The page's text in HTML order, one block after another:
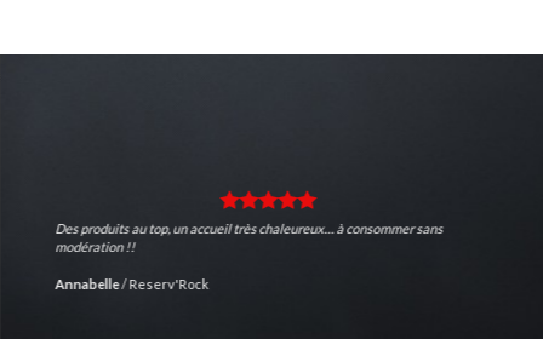
Des produits au top, un accueil très chaleureux… à consommer sans
modération !!
Annabelle/Reserv'Rock